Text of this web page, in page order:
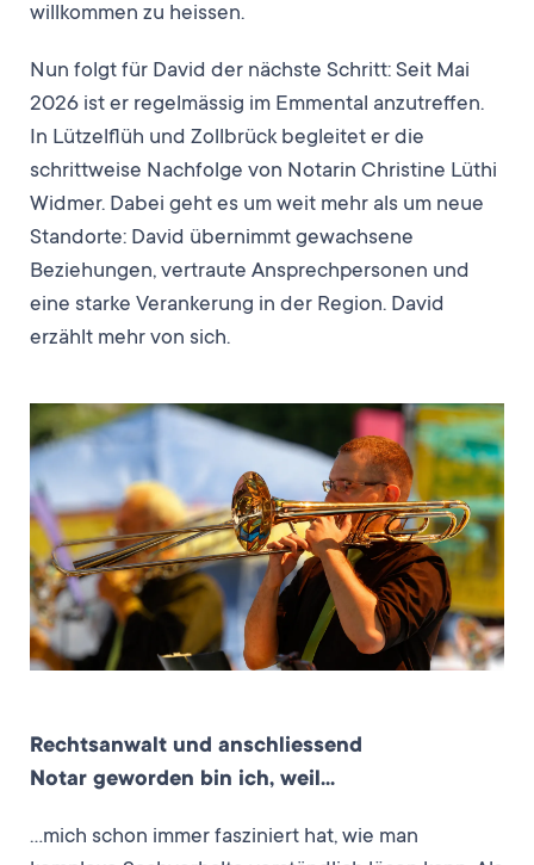
willkommen zu heissen.
Nun folgt für David der nächste Schritt: Seit Mai
2026 ist er regelmässig im Emmental anzutreffen.
In Lützelflüh und Zollbrück begleitet er die
schrittweise Nachfolge von Notarin Christine Lüthi
Widmer. Dabei geht es um weit mehr als um neue
Standorte: David übernimmt gewachsene
Beziehungen, vertraute Ansprechpersonen und
eine starke Verankerung in der Region. David
erzählt mehr von sich.
Rechtsanwalt und anschliessend
Notar geworden bin ich, weil…
…mich schon immer fasziniert hat, wie man